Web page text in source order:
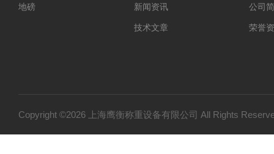
地磅 新闻资讯
技术文章
公司
荣誉
Copyright ©2026 上海鹰衡称重设备有限公司 All Rights